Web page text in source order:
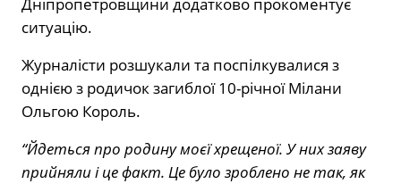
ситуацію.
Журналісти розшукали та поспілкувалися з
однією з родичок загиблої 10-річної Мілани
Ольгою Король.
“Йдеться про родину моєї хрещеної. У них заяву
прийняли і це факт. Це було зроблено не так, як